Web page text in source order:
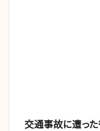
交通事故に遭っ